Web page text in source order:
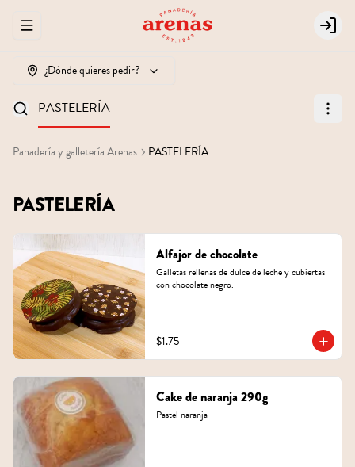
Abrir menu de navegación Login
¿Dónde quieres pedir?
PASTELERÍA
Panadería y galletería Arenas PASTELERÍA
PASTELERÍA
Alfajor de chocolate
Galletas rellenas de dulce de leche y cubiertas
con chocolate negro.
$1.75
Cake de naranja 290g
Pastel naranja